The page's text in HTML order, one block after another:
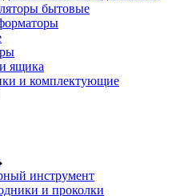
бытовые
ящика
и комплектующие
инструмент
и проколки